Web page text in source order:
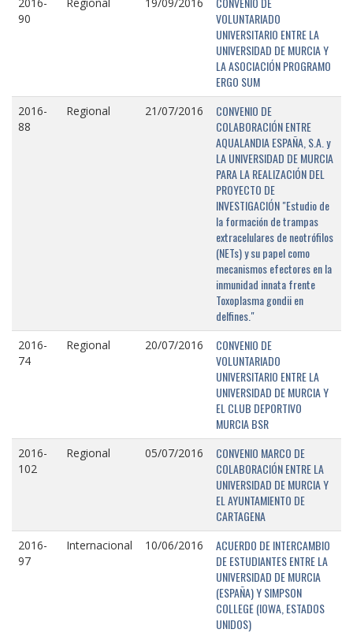
90
VOLUNTARIADO
UNIVERSITARIO ENTRE LA
UNIVERSIDAD DE MURCIA Y
LA ASOCIACIÓN PROGRAMO
ERGO SUM
2016-
88
Regional 21/07/2016
CONVENIO DE
COLABORACIÓN ENTRE
AQUALANDIA ESPAÑA, S.A. y
LA UNIVERSIDAD DE MURCIA
PARA LA REALIZACIÓN DEL
PROYECTO DE
INVESTIGACIÓN "Estudio de
la formación de trampas
extracelulares de neotrófilos
(NETs) y su papel como
mecanismos efectores en la
inmunidad innata frente
Toxoplasma gondii en
delfines."
2016-
74
Regional 20/07/2016
CONVENIO DE
VOLUNTARIADO
UNIVERSITARIO ENTRE LA
UNIVERSIDAD DE MURCIA Y
EL CLUB DEPORTIVO
MURCIA BSR
2016-
102
Regional 05/07/2016
CONVENIO MARCO DE
COLABORACIÓN ENTRE LA
UNIVERSIDAD DE MURCIA Y
EL AYUNTAMIENTO DE
CARTAGENA
2016-
97
Internacional 10/06/2016
ACUERDO DE INTERCAMBIO
DE ESTUDIANTES ENTRE LA
UNIVERSIDAD DE MURCIA
(ESPAÑA) Y SIMPSON
COLLEGE (IOWA, ESTADOS
UNIDOS)